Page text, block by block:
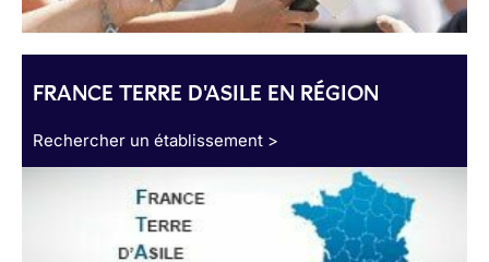
FRANCE TERRE D'ASILE EN RÉGION
Rechercher un établissement >